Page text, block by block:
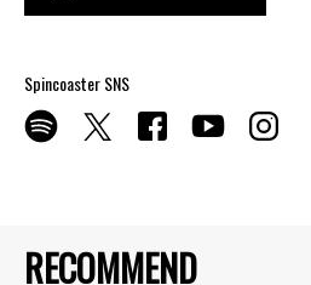
RECOMMEND
Spincoaster SNS